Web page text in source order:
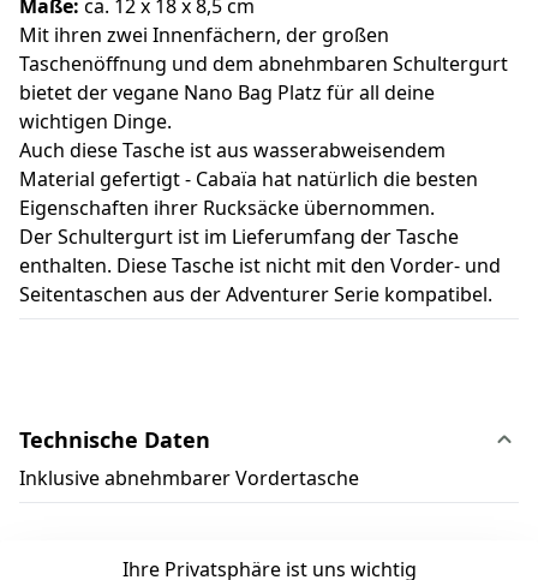
Maße: ca. 12 x 18 x 8,5 cm
Mit ihren zwei Innenfächern, der großen
Taschenöffnung und dem abnehmbaren Schultergurt
bietet der vegane Nano Bag Platz für all deine
wichtigen Dinge.
Auch diese Tasche ist aus wasserabweisendem
Material gefertigt - Cabaïa hat natürlich die besten
Eigenschaften ihrer Rucksäcke übernommen.
Der Schultergurt ist im Lieferumfang der Tasche
enthalten. Diese Tasche ist nicht mit den Vorder- und
Seitentaschen aus der Adventurer Serie kompatibel.
Technische Daten
Inklusive abnehmbarer Vordertasche
Ihre Privatsphäre ist uns wichtig